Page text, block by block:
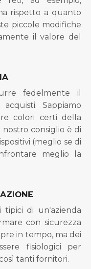
rispetto a quanto
piccole modifiche
il valore del
fedelmente il
Sappiamo
colori certi della
consiglio è di
(meglio se di
meglio la
tipici di un'azienda
con sicurezza
in tempo, ma dei
fisiologici per
tanti fornitori.